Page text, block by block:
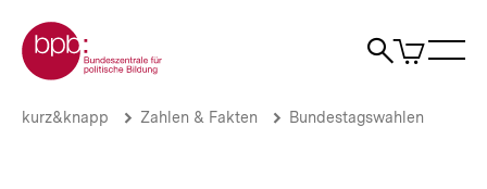
zum
Seiteninhalt
springen
Zur Startseite der bpb
Suche
Artikel
im
Bundestagswahl
Brotkrümelnavigation
Pfadnavigation
kurz&knapp Zahlen & Fakten Bundestagswahlen